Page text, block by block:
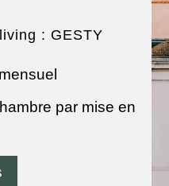
: GESTY
par mise en